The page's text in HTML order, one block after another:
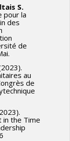
tais S.
pour la
des
de
au
de
in the Time